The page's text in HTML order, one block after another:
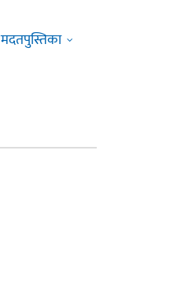
मदतपुस्तिका